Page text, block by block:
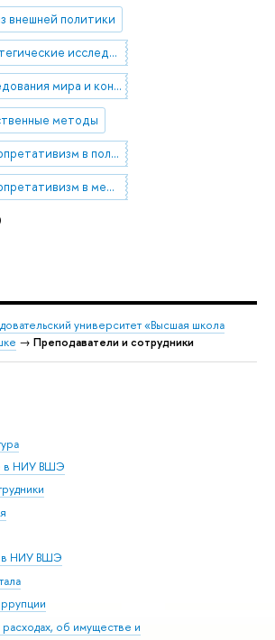
внешней политики
Стратегические исследования
исследования мира и конфликтов
методы
интерпретативизм в политической науке
интерпретативизм в международных отношениях
университет «Высшая школа
→ Преподаватели и сотрудники
в НИУ ВШЭ
в НИУ ВШЭ
об имуществе и